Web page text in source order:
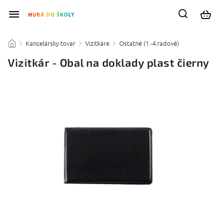
/ Kancelársky tovar / Vizitkáre / Ostatné (1.-4.radové)
Vizitkár - Obal na doklady plast čierny